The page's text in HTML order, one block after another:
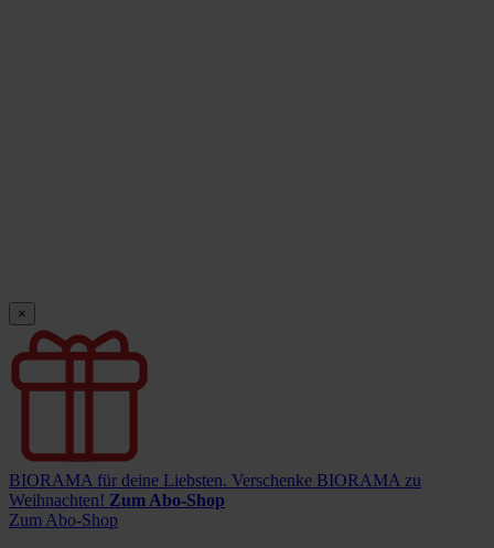
×
BIORAMA für deine Liebsten. Verschenke BIORAMA zu
Weihnachten! Zum Abo-Shop
Zum Abo-Shop